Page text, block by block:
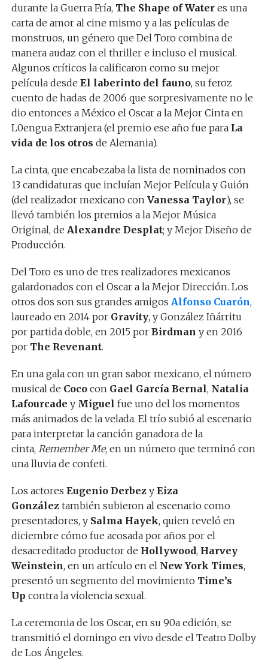
durante la Guerra Fría, The Shape of Wateres una
carta de amor al cine mismo y a las películas de
monstruos, un género que Del Toro combina de
manera audaz con el thriller e incluso el musical.
Algunos críticos la calificaron como su mejor
película desde El laberinto del fauno, su feroz
cuento de hadas de 2006 que sorpresivamente no le
dio entonces a México el Oscar a la Mejor Cinta en
L0engua Extranjera (el premio ese año fue para La
vida de los otros de Alemania).
La cinta, que encabezaba la lista de nominados con
13 candidaturas que incluían Mejor Película y Guión
(del realizador mexicano con Vanessa Taylor), se
llevó también los premios a la Mejor Música
Original, de Alexandre Desplat; y Mejor Diseño de
Producción.
Del Toro es uno de tres realizadores mexicanos
galardonados con el Oscar a la Mejor Dirección. Los
otros dos son sus grandes amigos Alfonso Cuarón,
laureado en 2014 por Gravity, y González Iñárritu
por partida doble, en 2015 por Birdman y en 2016
por The Revenant.
En una gala con un gran sabor mexicano, el número
musical de Coco conGael García Bernal,Natalia
Lafourcade yMiguel fue uno del los momentos
más animados de la velada. El trío subió al escenario
para interpretar la canción ganadora de la
cinta, Remember Me, en un número que terminó con
una lluvia de confeti.
Los actores Eugenio Derbez yEiza
Gonzáleztambién subieron al escenario como
presentadores, y Salma Hayek, quien reveló en
diciembre cómo fue acosada por años por el
desacreditado productor de Hollywood, Harvey
Weinstein, en un artículo en el New York Times,
presentó un segmento del movimiento Time’s
Up contra la violencia sexual.
La ceremonia de los Oscar, en su 90a edición, se
transmitió el domingo en vivo desde el Teatro Dolby
de Los Ángeles.